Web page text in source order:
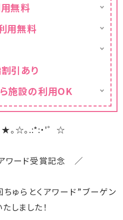
場22:30）※毎週水曜
優れない場合はご利
用の無い場合でもご返
公式HPをご確認くだ
無料
用無料
引あり
施設の利用OK
てひと足お先にプール
★。☆。.:*:・'゜☆
ワード受賞記念 ／
ゅらとくアワード”ブーゲン
しました！